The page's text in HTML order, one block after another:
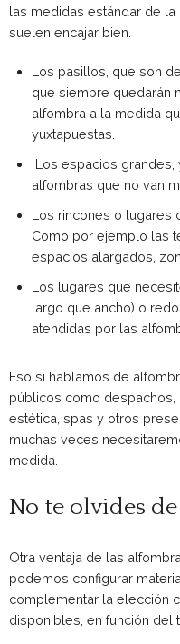
las medidas estándar de
suelen encajar bien.
Los pasillos, que son
que siempre quedarán
alfombra a la medida
yuxtapuestas.
Los espacios
alfombras que no van
Los rincones o lugares
Como por ejemplo las
espacios alargados,
Los lugares que
largo que ancho) o
atendidas por las
Eso si hablamos de
públicos como despachos,
estética, spas y otros
muchas veces
medida.
No te olvides
Otra ventaja de las
podemos configurar
complementar la elección
disponibles, en función del